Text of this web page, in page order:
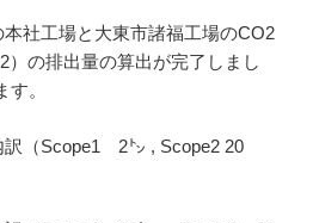
社工場と大東市諸福工場のCO2
）の排出量の算出が完了しまし
。
Scope1 2㌧ , Scope2 20